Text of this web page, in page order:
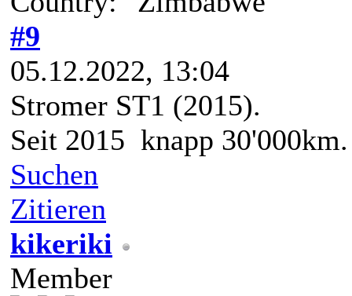
#9
05.12.2022, 13:04
Stromer ST1 (2015).
Seit 2015 knapp 30'000km.
Suchen
Zitieren
kikeriki
Member